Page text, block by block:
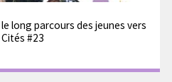
long parcours des jeunes vers
#23